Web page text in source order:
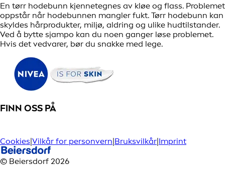
En tørr hodebunn kjennetegnes av kløe og flass. Problemet
oppstår når hodebunnen mangler fukt. Tørr hodebunn kan
skyldes hårprodukter, miljø, aldring og ulike hudtilstander.
Ved å bytte sjampo kan du noen ganger løse problemet.
Hvis det vedvarer, bør du snakke med lege.
FINN OSS PÅ
Cookies|Vilkår for personvern|Bruksvilkår|Imprint
© Beiersdorf 2026